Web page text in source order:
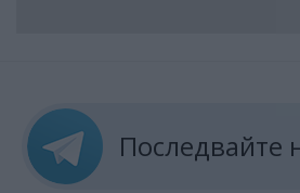
Последвайте